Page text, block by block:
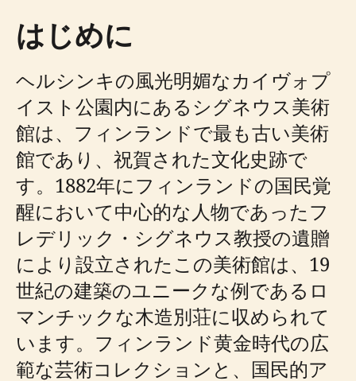
はじめに
ヘルシンキの風光明媚なカイヴォプ
イスト公園内にあるシグネウス美術
館は、フィンランドで最も古い美術
館であり、祝賀された文化史跡で
す。1882年にフィンランドの国民覚
醒において中心的な人物であったフ
レデリック・シグネウス教授の遺贈
により設立されたこの美術館は、19
世紀の建築のユニークな例であるロ
マンチックな木造別荘に収められて
います。フィンランド黄金時代の広
範な芸術コレクションと、国民的ア